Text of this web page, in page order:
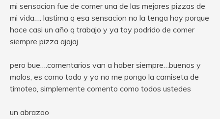
mi sensacion fue de comer una de las mejores pizzas de
mi vida…. lastima q esa sensacion no la tenga hoy porque
hace casi un año q trabajo y ya toy podrido de comer
siempre pizza ajajaj
pero bue….comentarios van a haber siempre…buenos y
malos, es como todo y yo no me pongo la camiseta de
timoteo, simplemente comento como todos ustedes
un abrazoo